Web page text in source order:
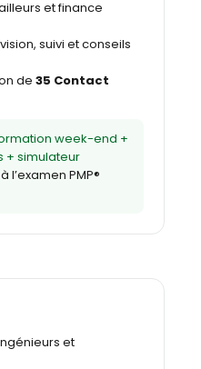
et finance
suivi et conseils
de 35 Contact
week-end +
+ simulateur
l’examen PMP®
et